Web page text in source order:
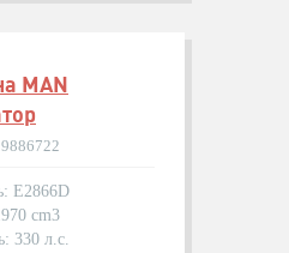
MAN
E2866D
cm3
330 л.с.